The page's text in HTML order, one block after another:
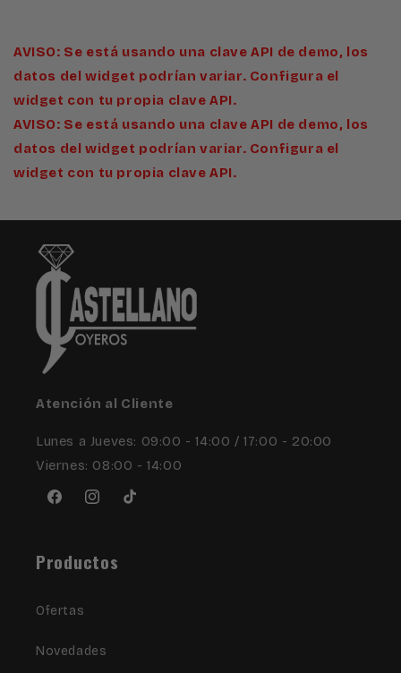
AVISO: Se está usando una clave API de demo, los
datos del widget podrían variar. Configura el
widget con tu propia clave API.
AVISO: Se está usando una clave API de demo, los
datos del widget podrían variar. Configura el
widget con tu propia clave API.
Atención al Cliente
Lunes a Jueves: 09:00 - 14:00 / 17:00 - 20:00
Viernes: 08:00 - 14:00
FacebookInstagram
TikTok
Productos
Ofertas
Novedades